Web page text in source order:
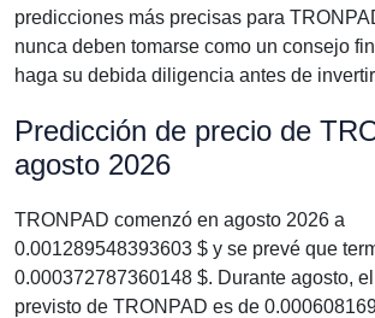
predicciones más precisas para
nunca deben tomarse como un consejo
haga su debida diligencia antes de
Predicción de precio de
agosto 2026
TRONPAD comenzó en agosto 2026 a
0.001289548393603 $ y se prevé que
0.000372787360148 $. Durante agosto,
previsto de TRONPAD es de